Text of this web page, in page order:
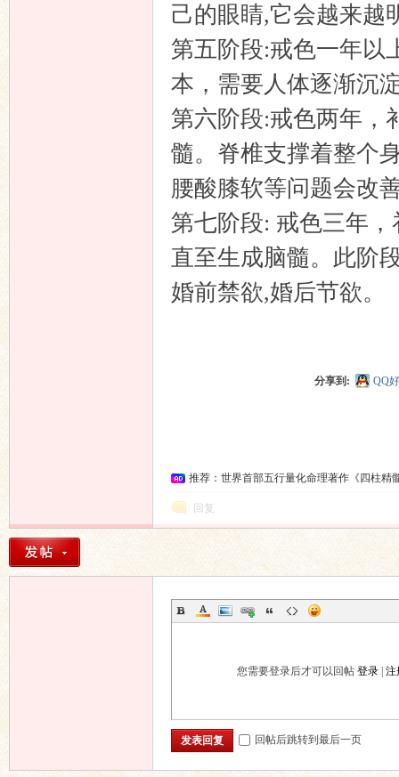
己的眼睛,它会越来越
第五阶段:戒色一年以
本，需要人体逐渐沉
第六阶段:戒色两年，
髓。脊椎支撑着整个
腰酸膝软等问题会改
第七阶段: 戒色三年
直至生成脑髓。此阶
婚前禁欲,婚后节欲。
分享到: QQ
推荐：世界首部五行量化命理著作《四柱精
回复
您需要登录后才可以回帖 登录 注
发表回复 回帖后跳转到最后一页